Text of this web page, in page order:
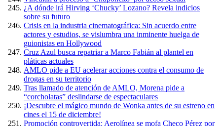
¿A dónde irá Hirving ‘Chucky’ Lozano? Revela indicios
sobre su futuro
Crisis en la industria cinematográfica: Sin acuerdo entre
actores y estudios, se vislumbra una inminente huelga de
guionistas en Hollywood
Cruz Azul busca repatriar a Marco Fabián al plantel en
pláticas actuales
AMLO pide a EU acelerar acciones contra el consumo de
drogas en su territorio
Tras llamado de atención de AMLO, Morena pide a
“corcholatas” deslindarse de espectaculares
¡Descubre el mágico mundo de Wonka antes de su estreno en
cines el 15 de diciembre!
Promoción controvertida: Aerolínea se mofa Checo Pérez por